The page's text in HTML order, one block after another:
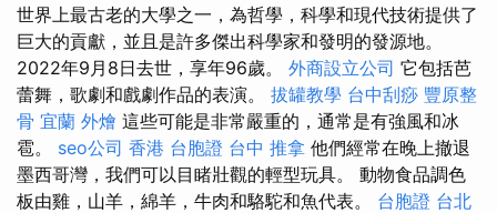
世界上最古老的大學之一，為哲學，科學和現代技術提供了
巨大的貢獻，並且是許多傑出科學家和發明的發源地。
2022年9月8日去世，享年96歲。 外商設立公司 它包括芭
蕾舞，歌劇和戲劇作品的表演。 拔罐教學 台中刮痧 豐原整
骨 宜蘭 外燴 這些可能是非常嚴重的，通常是有強風和冰
雹。 seo公司 香港 台胞證 台中 推拿 他們經常在晚上撤退
墨西哥灣，我們可以目睹壯觀的輕型玩具。 動物食品調色
板由雞，山羊，綿羊，牛肉和駱駝和魚代表。 台胞證 台北